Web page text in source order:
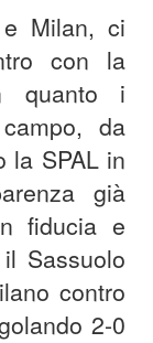
Milan, ci
con la
quanto i
da
la SPAL in
già
fiducia e
Sassuolo
contro
2-0